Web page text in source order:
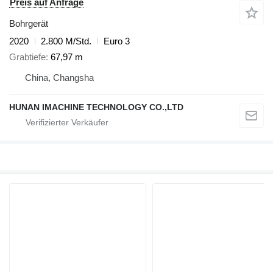
Bohrgerät
2020
2.800 M/Std.
Euro 3
Grabtiefe 67,97 m
China, Changsha
HUNAN IMACHINE TECHNOLOGY CO.,LTD